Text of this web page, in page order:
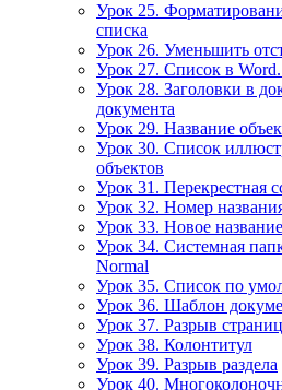
Урок 25.
списка
Урок 26. Уменьшить
Урок 27. Список в
Урок 28. Заголовки в
документа
Урок 29. Название
Урок 30. Список
объектов
Урок 31. Перекрестная
Урок 32. Номер
Урок 33. Новое
Урок 34. Системная
Normal
Урок 35. Список по
Урок 36. Шаблон
Урок 37. Разрыв
Урок 38. Колонтитул
Урок 39. Разрыв раздела
Урок 40.